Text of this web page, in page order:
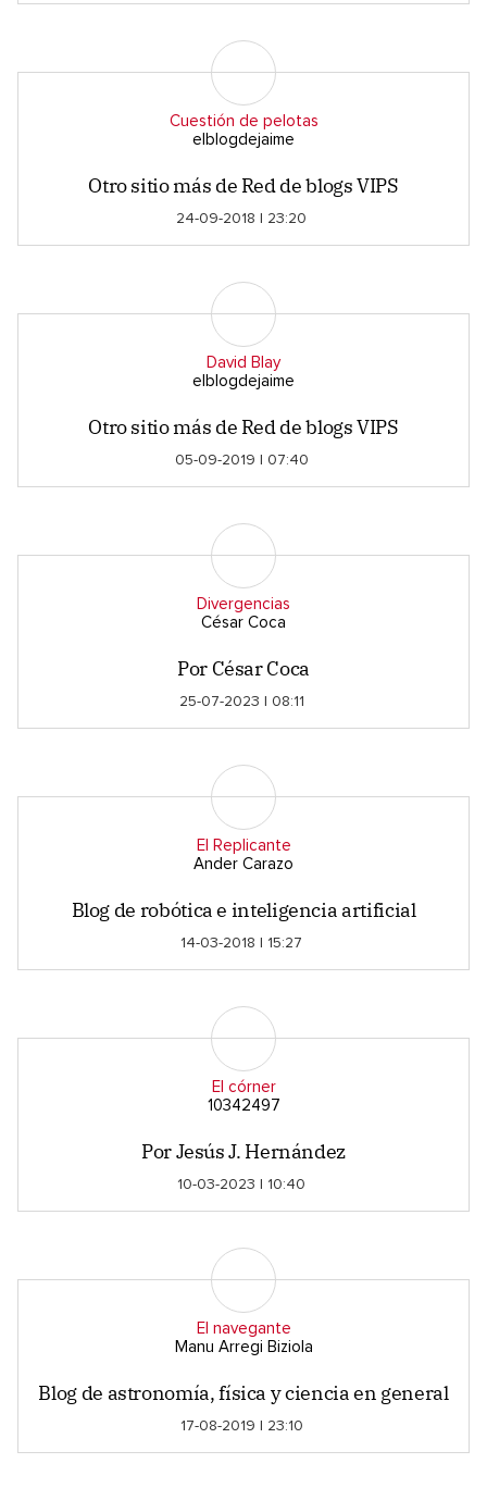
Cuestión de pelotas
elblogdejaime
Otro sitio más de Red de blogs VIPS
24-09-2018 | 23:20
David Blay
elblogdejaime
Otro sitio más de Red de blogs VIPS
05-09-2019 | 07:40
Divergencias
César Coca
Por César Coca
25-07-2023 | 08:11
El Replicante
Ander Carazo
Blog de robótica e inteligencia artificial
14-03-2018 | 15:27
El córner
10342497
Por Jesús J. Hernández
10-03-2023 | 10:40
El navegante
Manu Arregi Biziola
Blog de astronomía, física y ciencia en general
17-08-2019 | 23:10